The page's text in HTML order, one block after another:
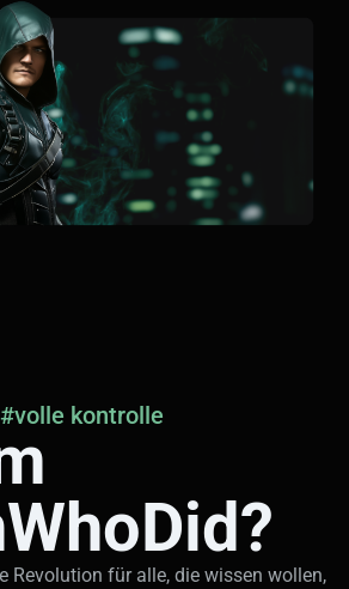
#volle kontrolle
Revolution für alle, die wissen wollen,